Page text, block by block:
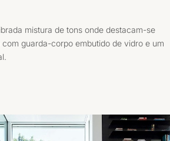
mistura de tons onde destacam-se
guarda-corpo embutido de vidro e um